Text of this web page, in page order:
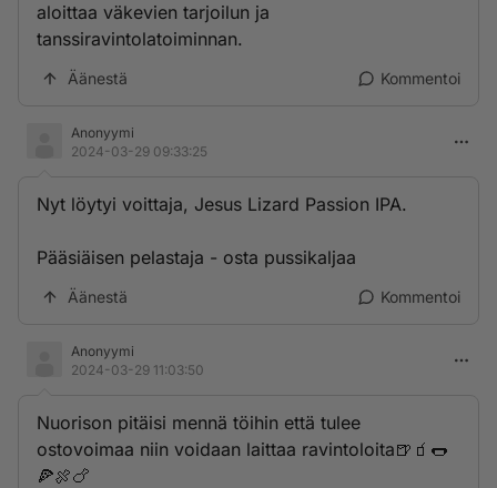
aloittaa väkevien tarjoilun ja
tanssiravintolatoiminnan.
Äänestä Kommentoi
Anonyymi
2024-03-29 09:33:25
Nyt löytyi voittaja, Jesus Lizard Passion IPA.
Pääsiäisen pelastaja - osta pussikaljaa
Äänestä Kommentoi
Anonyymi
2024-03-29 11:03:50
Nuorison pitäisi mennä töihin että tulee
ostovoimaa niin voidaan laittaa ravintoloita🍺🧃🌭
🍕🍖🍗